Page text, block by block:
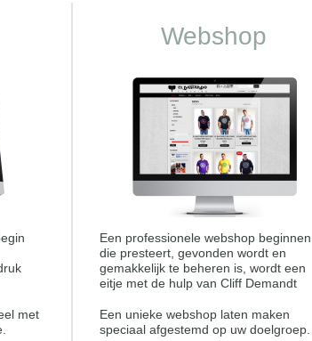
met
Webshop
Een professionele webshop beginnen
die presteert, gevonden wordt en
gemakkelijk te beheren is, wordt een
eitje met de hulp van Cliff Demandt
Een unieke webshop laten maken
speciaal afgestemd op uw doelgroep.